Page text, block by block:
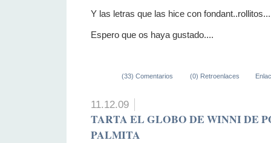
Y las letras que las hice con
Espero que os haya gustado....
(33) Comentarios (0) Retroenlaces
11.12.09
TARTA EL GLOBO DE WINNI DE
PALMITA